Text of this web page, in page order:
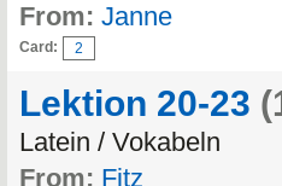
From: Janne
Card: 2
Lektion 20-23
Latein / Vokabeln
From: Fitz